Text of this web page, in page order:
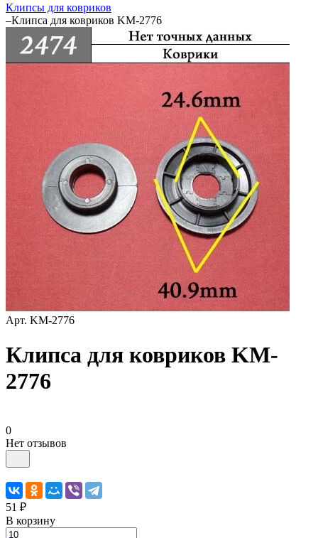
Клипсы для ковриков
–Клипса для ковриков KM-2776
Арт. KM-2776
Клипса для ковриков KM-
2776
0
Нет отзывов
51 ₽
В корзину